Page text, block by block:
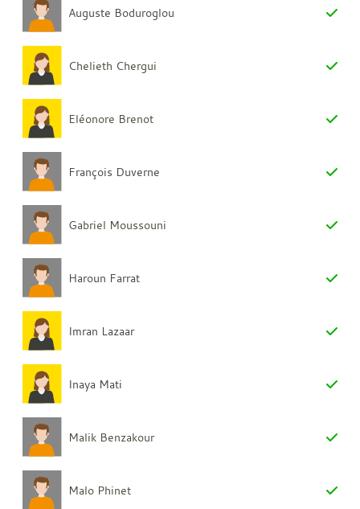
Auguste Boduroglou
Chelieth Chergui
Eléonore Brenot
François Duverne
Gabriel Moussouni
Haroun Farrat
Imran Lazaar
Inaya Mati
Malik Benzakour
Malo Phinet